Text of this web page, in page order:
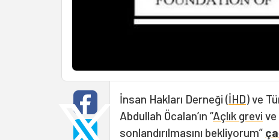
İnsan Hakları Derneği (İHD) ve
Abdullah Öcalan’ın “Açlık grevi ve
sonlandırılmasını bekliyorum”